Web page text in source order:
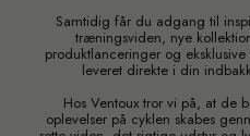
Samtidig får du adgang til
træningsviden, nye
produktlanceringer og
leveret direkte i din
Hos Ventoux tror vi på, at de
oplevelser på cyklen skabes